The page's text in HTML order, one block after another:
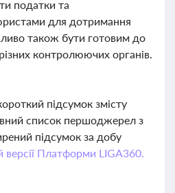
податки та
для дотримання
також бути готовим до
контролюючих органів.
підсумок змісту
список першоджерел з
підсумок за добу
версії Платформи LIGA360.